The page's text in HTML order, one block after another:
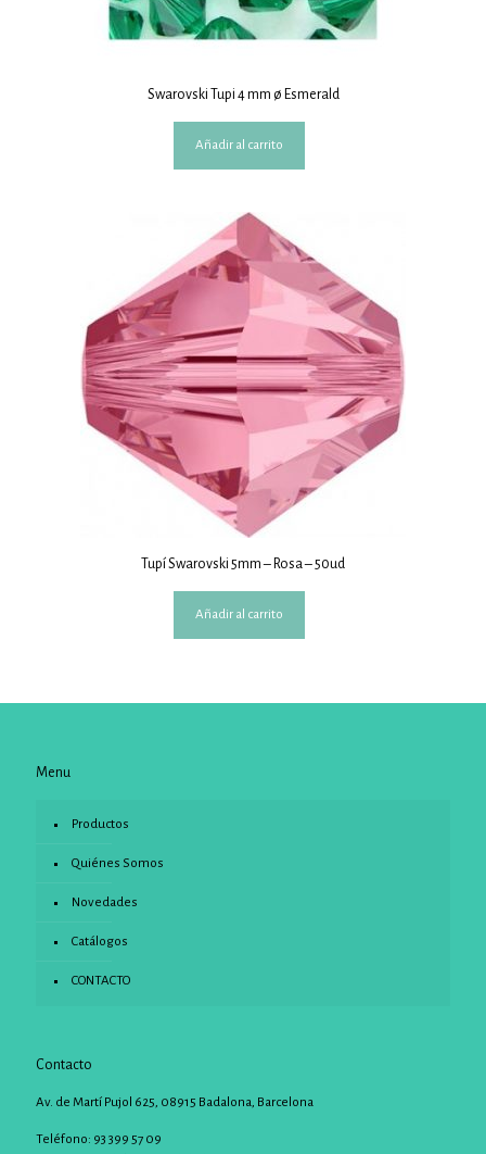
Swarovski Tupi 4 mm ø Esmerald
Añadir al carrito
Tupí Swarovski 5mm – Rosa – 50ud
Añadir al carrito
Menu
Productos
Quiénes Somos
Novedades
Catálogos
CONTACTO
Contacto
Av. de Martí Pujol 625, 08915 Badalona, Barcelona
Teléfono: 93 399 57 09